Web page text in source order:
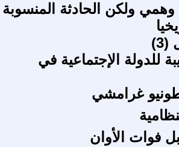
وهمي ولكن الحادثة المنسوبة
للدولة الإجتماعية في
غرامشي
فوات الأوان